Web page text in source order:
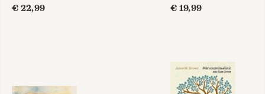
€ 22,99
€ 19,99